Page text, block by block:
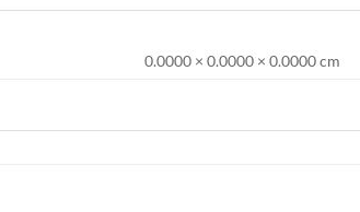
0.0000 × 0.0000 × 0.0000 cm